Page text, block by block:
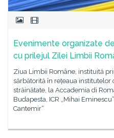
Evenimente organizate
cu prilejul Zilei Limbii
Ziua Limbii Române, instituită
sărbătorită în rețeaua
străinătate, la Accademia di
Budapesta, ICR „Mihai
Cantemir“